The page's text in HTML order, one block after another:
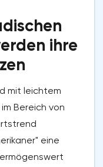
ihre
mit leichtem
Bereich von
eine